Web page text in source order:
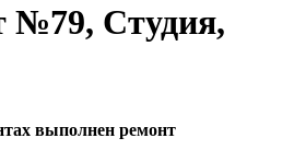
№79, Студия,
выполнен ремонт